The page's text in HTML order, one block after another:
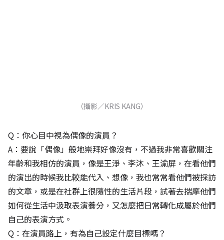
（攝影／KRIS KANG）
Q：你心目中視為偶像的演員？
A：要說「偶像」般地崇拜好像沒有，不過我非常喜歡關注
年齡和我相仿的演員，像是王淨、李沐、王渝屏，在看他們
的演出的時候我比較能代入、想像，我也常常看他們被採訪
的文章，或是在社群上很隨性的生活片段，試著去揣摩他們
如何從生活中汲取表演養分，又怎麼把日常轉化成屬於他們
自己的表演方式。
Q：在演員路上，有為自己設定什麼目標嗎？